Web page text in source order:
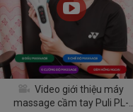
Video giới thiệu máy
massage cầm tay Puli PL-